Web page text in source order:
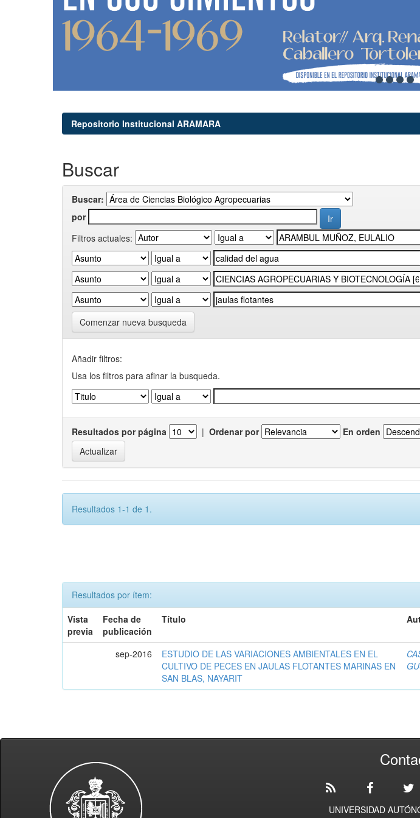
Repositorio Institucional ARAMARA
Buscar
Buscar:
por
Filtros actuales:
Comenzar nueva busqueda
Añadir filtros:
Usa los filtros para afinar la busqueda.
Resultados por página | Ordenar por En orden
Resultados 1-1 de 1.
Resultados por ítem:
Vista
previa
Fecha de
publicación
Título
sep-2016
ESTUDIO DE LAS VARIACIONES AMBIENTALES EN EL
CULTIVO DE PECES EN JAULAS FLOTANTES MARINAS EN
SAN BLAS, NAYARIT
UNIVERSIDAD